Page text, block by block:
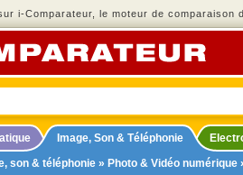
i-Comparateur, le moteur de comparaison
Image, Son & Téléphonie
son & téléphonie » Photo & Vidéo numérique